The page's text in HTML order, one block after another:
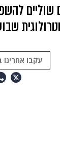
עקבו אחרינו